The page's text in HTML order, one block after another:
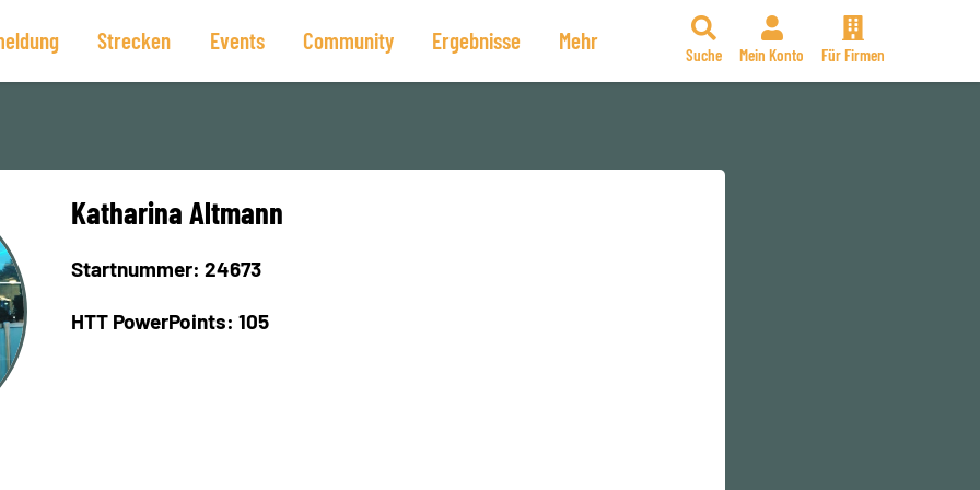
Strecken Events Community Ergebnisse Mehr
Suche Mein Konto Für Firmen
Katharina Altmann
Startnummer: 24673
HTT PowerPoints: 105